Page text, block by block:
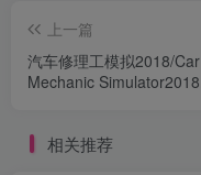
上一篇
汽车修理工模拟2018/Car
Mechanic Simulator2018
相关推荐